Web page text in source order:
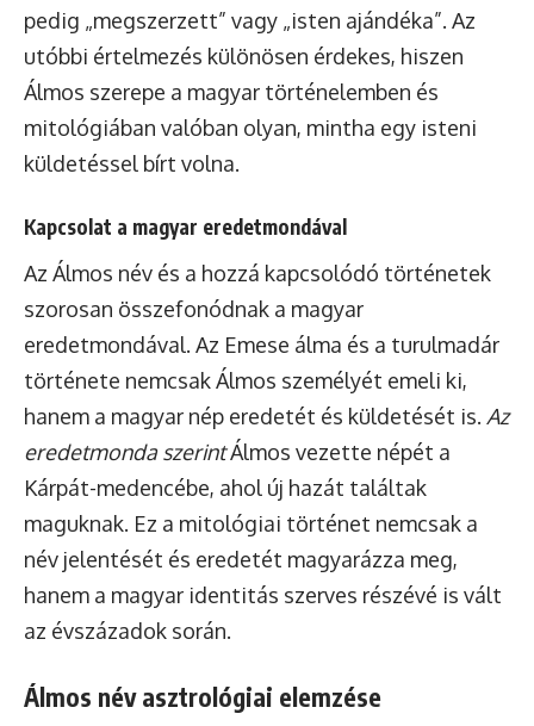
pedig „megszerzett” vagy „isten ajándéka”. Az
utóbbi értelmezés különösen érdekes, hiszen
Álmos szerepe a magyar történelemben és
mitológiában valóban olyan, mintha egy isteni
küldetéssel bírt volna.
Kapcsolat a magyar eredetmondával
Az Álmos név és a hozzá kapcsolódó történetek
szorosan összefonódnak a magyar
eredetmondával. Az Emese álma és a turulmadár
története nemcsak Álmos személyét emeli ki,
hanem a magyar nép eredetét és küldetését is. Az
eredetmonda szerintÁlmos vezette népét a
Kárpát-medencébe, ahol új hazát találtak
maguknak. Ez a mitológiai történet nemcsak a
név jelentését és eredetét magyarázza meg,
hanem a magyar identitás szerves részévé is vált
az évszázadok során.
Álmos név asztrológiai elemzése